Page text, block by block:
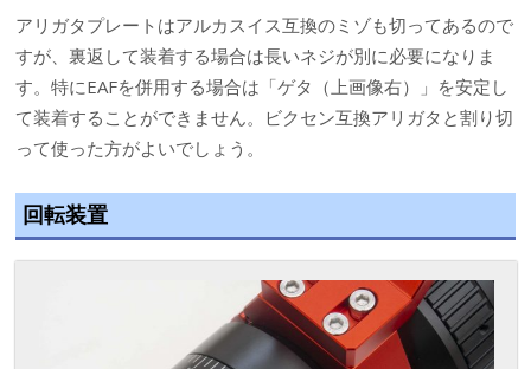
アリガタプレートはアルカスイス互換のミゾも切ってあるので
すが、裏返して装着する場合は長いネジが別に必要になりま
す。特にEAFを併用する場合は「ゲタ（上画像右）」を安定し
て装着することができません。ビクセン互換アリガタと割り切
って使った方がよいでしょう。
回転装置